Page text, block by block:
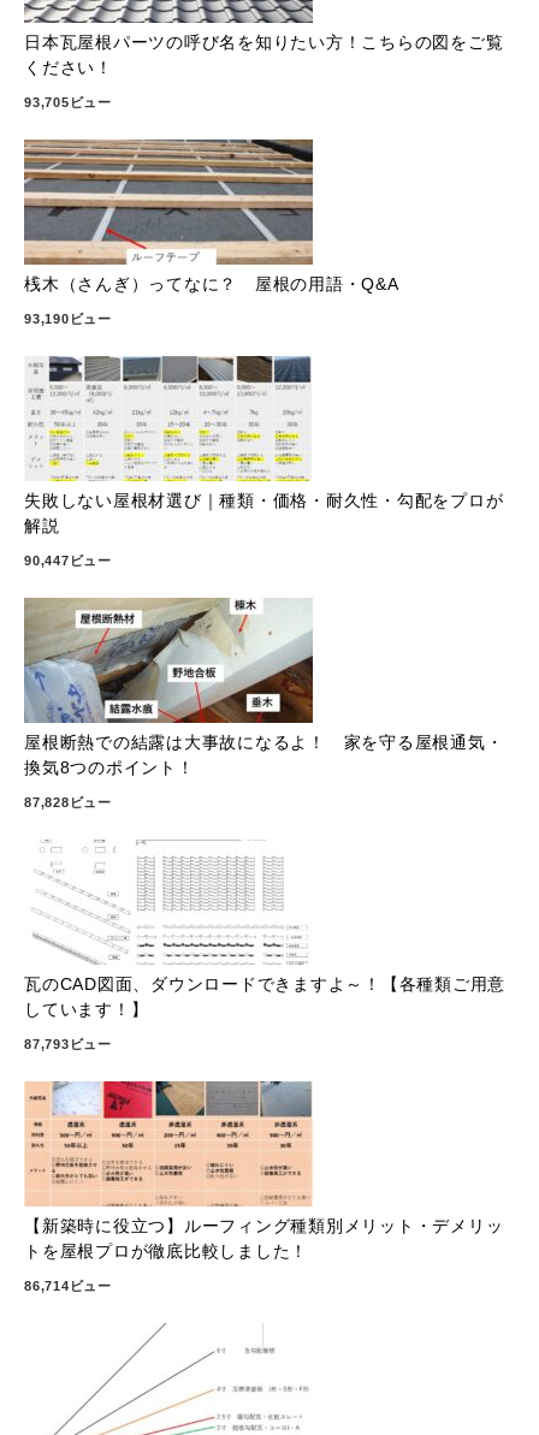
日本瓦屋根パーツの呼び名を知りたい方！こちらの図をご覧
ください！
93,705ビュー
桟木（さんぎ）ってなに？ 屋根の用語・Q&A
93,190ビュー
失敗しない屋根材選び｜種類・価格・耐久性・勾配をプロが
解説
90,447ビュー
屋根断熱での結露は大事故になるよ！ 家を守る屋根通気・
換気8つのポイント！
87,828ビュー
瓦のCAD図面、ダウンロードできますよ～！【各種類ご用意
しています！】
87,793ビュー
【新築時に役立つ】ルーフィング種類別メリット・デメリッ
トを屋根プロが徹底比較しました！
86,714ビュー